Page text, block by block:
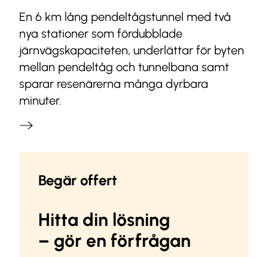
En 6 km lång pendeltågstunnel med två
nya stationer som fördubblade
järnvägskapaciteten, underlättar för byten
mellan pendeltåg och tunnelbana samt
sparar resenärerna många dyrbara
minuter.
Begär offert
Hitta din lösning
– gör en förfrågan